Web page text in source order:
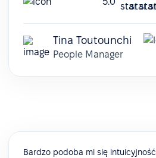
Tina Toutounchi
People Manager
Bardzo podoba mi się intuicyjność